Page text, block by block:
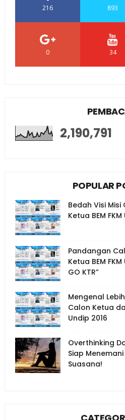
216 893
0 34
2,190,791
POPULAR
Bedah Visi
Ketua BEM
Pandangan
Ketua BEM
GO KTR”
Mengenal
Calon Ketua
Undip 2016
Overthinking
Siap
Suasana!